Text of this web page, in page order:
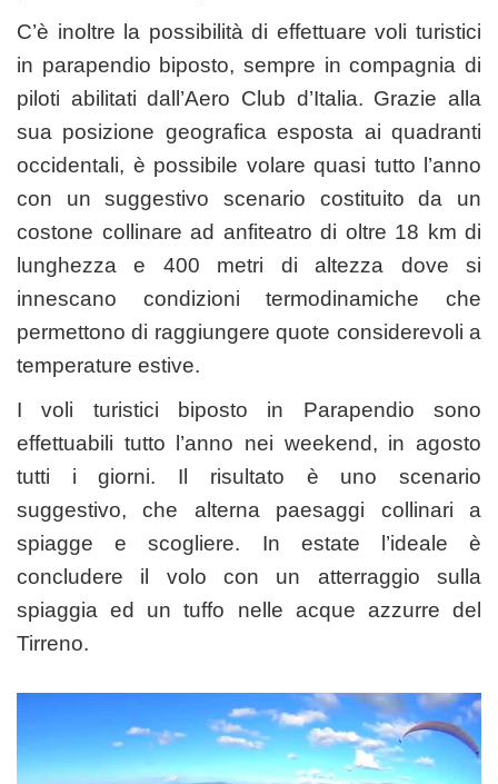
C’è inoltre la possibilità di effettuare voli turistici
in parapendio biposto, sempre in compagnia di
piloti abilitati dall’Aero Club d’Italia. Grazie alla
sua posizione geografica esposta ai quadranti
occidentali, è possibile volare quasi tutto l’anno
con un suggestivo scenario costituito da un
costone collinare ad anfiteatro di oltre 18 km di
lunghezza e 400 metri di altezza dove si
innescano condizioni termodinamiche che
permettono di raggiungere quote considerevoli a
temperature estive.
I voli turistici biposto in Parapendio sono
effettuabili tutto l’anno nei weekend, in agosto
tutti i giorni. Il risultato è uno scenario
suggestivo, che alterna paesaggi collinari a
spiagge e scogliere. In estate l’ideale è
concludere il volo con un atterraggio sulla
spiaggia ed un tuffo nelle acque azzurre del
Tirreno.